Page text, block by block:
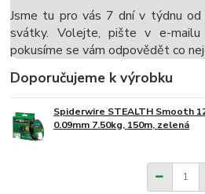
Jsme tu pro vás 7 dní v týdnu
svátky. Volejte, pište v e-mailu
pokusíme se vám odpovědět co
Doporučujeme k výrobku
Spiderwire STEALTH Smooth
0.09mm 7.50kg, 150m, zelená